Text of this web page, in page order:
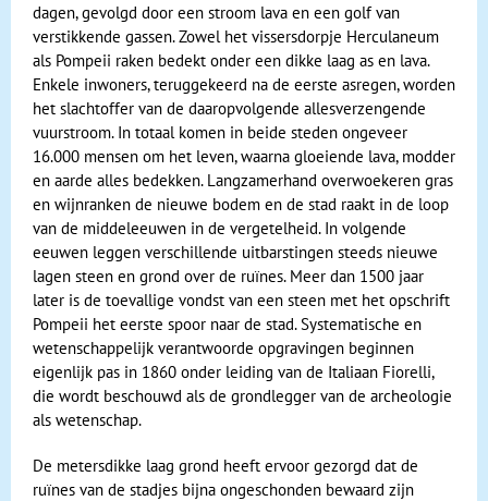
dagen, gevolgd door een stroom lava en een golf van
verstikkende gassen. Zowel het vissersdorpje Herculaneum
als Pompeii raken bedekt onder een dikke laag as en lava.
Enkele inwoners, teruggekeerd na de eerste asregen, worden
het slachtoffer van de daaropvolgende allesverzengende
vuurstroom. In totaal komen in beide steden ongeveer
16.000 mensen om het leven, waarna gloeiende lava, modder
en aarde alles bedekken. Langzamerhand overwoekeren gras
en wijnranken de nieuwe bodem en de stad raakt in de loop
van de middeleeuwen in de vergetelheid. In volgende
eeuwen leggen verschillende uitbarstingen steeds nieuwe
lagen steen en grond over de ruïnes. Meer dan 1500 jaar
later is de toevallige vondst van een steen met het opschrift
Pompeii het eerste spoor naar de stad. Systematische en
wetenschappelijk verantwoorde opgravingen beginnen
eigenlijk pas in 1860 onder leiding van de Italiaan Fiorelli,
die wordt beschouwd als de grondlegger van de archeologie
als wetenschap.
De metersdikke laag grond heeft ervoor gezorgd dat de
ruïnes van de stadjes bijna ongeschonden bewaard zijn